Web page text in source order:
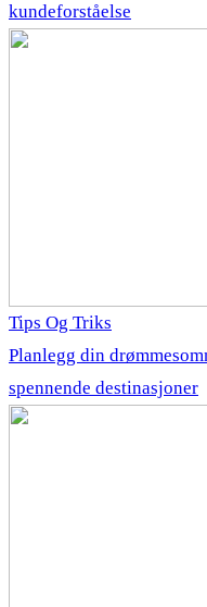
kundeforståelse
Tips Og Triks
Planlegg din
spennende destinasjoner